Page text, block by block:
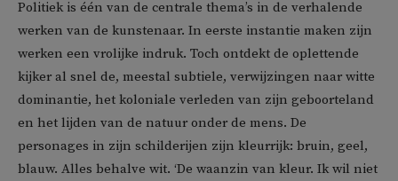
Politiek is één van de centrale thema’s in de verhalende
werken van de kunstenaar. In eerste instantie maken zijn
werken een vrolijke indruk. Toch ontdekt de oplettende
kijker al snel de, meestal subtiele, verwijzingen naar witte
dominantie, het koloniale verleden van zijn geboorteland
en het lijden van de natuur onder de mens. De
personages in zijn schilderijen zijn kleurrijk: bruin, geel,
blauw. Alles behalve wit. ‘De waanzin van kleur. Ik wil niet